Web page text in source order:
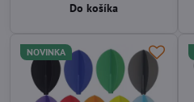
Do košíka
NOVINKA